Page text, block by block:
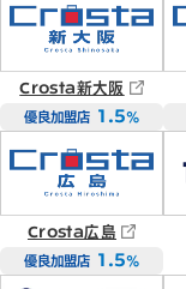
Crosta新大阪
優良加盟店 1.5％
Crosta広島
優良加盟店 1.5％